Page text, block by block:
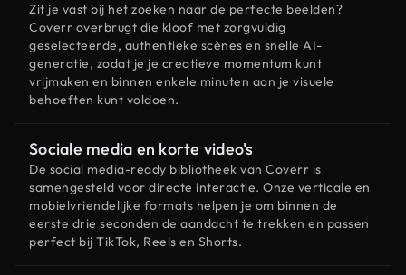
Zit je vast bij het zoeken naar de perfecte beelden?
Coverr overbrugt die kloof met zorgvuldig
geselecteerde, authentieke scènes en snelle AI-
generatie, zodat je je creatieve momentum kunt
vrijmaken en binnen enkele minuten aan je visuele
behoeften kunt voldoen.
Sociale media en korte video's
De social media-ready bibliotheek van Coverr is
samengesteld voor directe interactie. Onze verticale en
mobielvriendelijke formats helpen je om binnen de
eerste drie seconden de aandacht te trekken en passen
perfect bij TikTok, Reels en Shorts.